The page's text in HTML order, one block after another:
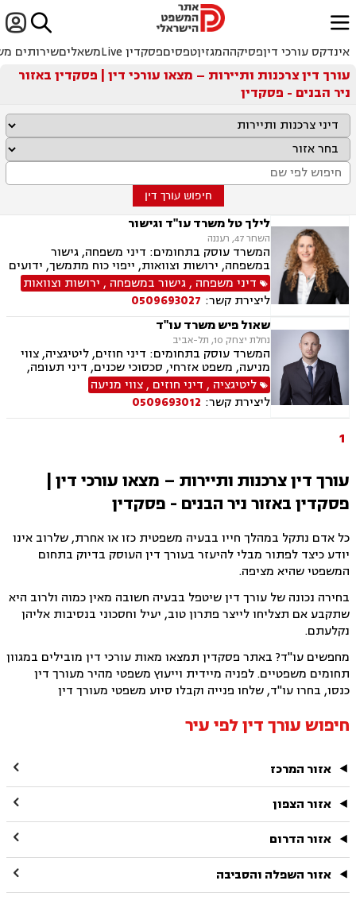

ﱐ
אינדקס עורכי דיןפסיקההמגזיןטפסיםפסקדין Live משאליםשירותים
עורך דין צרכנות ותיירות – מצאו עורכי דין | פסקדין באזור
ניר הבנים - פסקדין
חיפוש עורך דין
לילך טל משרד עו"ד וגישור
השחר 47, רעננה
המשרד עוסק בתחומים: דיני משפחה, גישור
במשפחה, ירושות וצוואות, ייפוי כוח מתמשך, ידועים
בציבור, אפוטרופסות, הסכמי ממון, מזונות, משמורת,
גירושין, הורות חד מינית, נישואים אזרחיים, ידועים
בציבור, חלוקת רכוש, מעמד אישי, תיאום הורי, זמני
שהות, עסקאות מתנה, גישור ובוררויות, גישור עסקי,
דיני חברות, סכסוך בין בעלי מניות, דיני צרכנות
ותיירות, משפט אזרחי, סכסוך שכנים.
דיני משפחה ,גישור במשפחה , ירושות וצוואות
ליצירת קשר: 0509693027
שאול פיש משרד עו"ד
נחלת יצחק 10, תל-אביב
המשרד עוסק בתחומים: דיני חוזים, ליטיגציה, צווי
מניעה, משפט אזרחי, סכסוכי שכנים, דיני תעופה,
נזקי רכוש, דיני צרכנות ותיירות, קניין רוחני, זכויות
יוצרים, הגנת הפרטיות, תביעות ייצוגיות, לשון הרע,
פינוי מושכר
ליטיגציה , דיני חוזים ,צווי מניעה
ליצירת קשר: 0509693012
1
עורך דין צרכנות ותיירות – מצאו עורכי דין |
פסקדין באזור ניר הבנים - פסקדין
כל אדם נתקל במהלך חייו בבעיה משפטית כזו או אחרת, שלרוב אינו
יודע כיצד לפתור מבלי להיעזר בעורך דין העוסק בדיוק בתחום
המשפטי שהיא מציפה.
בחירה נכונה של עורך דין שיטפל בבעיה חשובה מאין כמוה ולרוב היא
שתקבע אם תצליחו לייצר פתרון טוב, יעיל וחסכוני בנסיבות אליהן
נקלעתם.
מחפשים עו"ד? באתר פסקדין תמצאו מאות עורכי דין מובילים במגוון
תחומים משפטיים. לפניה מיידית וייעוץ משפטי מהיר מעורך דין
כנסו, בחרו עו"ד, שלחו פנייה וקבלו סיוע משפטי מעורך דין
חיפוש עורך דין לפי עיר
אזור המרכז 
אזור הצפון 
אזור הדרום 
אזור השפלה והסביבה 